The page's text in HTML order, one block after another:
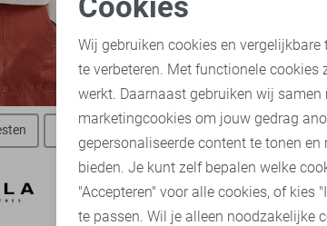
Vila jassen
Noodzakelijke cookies
Analytische cookies
Wij gebruiken cookies en
te verbeteren. Met functionele cookies
werkt. Daarnaast gebruiken wij samen
marketingcookies om jouw gedrag
gepersonaliseerde content te tonen
bieden. Je kunt zelf bepalen welke
"Accepteren" voor alle cookies, of kies
te passen. Wil je alleen noodzakelijke